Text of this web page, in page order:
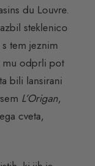
du Louvre.
steklenico
tem jeznim
mu odprli pot
bili lansirani
L’Origan,
cveta,